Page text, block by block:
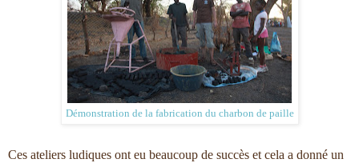
Démonstration de la fabrication du charbon de paille
Ces ateliers ludiques ont eu beaucoup de succès et cela a donné un